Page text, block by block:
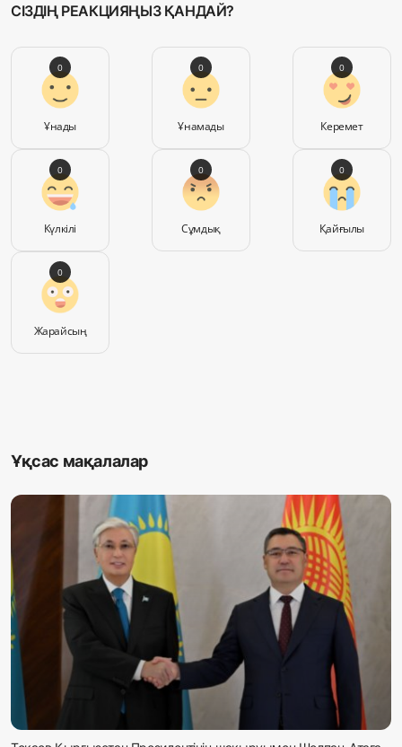
СІЗДІҢ РЕАКЦИЯҢЫЗ ҚАНДАЙ?
Ұнады
0
Ұнамады
0
Керемет
0
Күлкілі
0
Сұмдық
0
Қайғылы
0
Жарайсың
0
Ұқсас мақалалар